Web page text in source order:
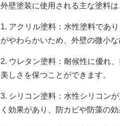
外壁塗装に使用される主な塗料は
1. アクリル塗料：水性塗料であ
がやわらかいため、外壁の微小
2. ウレタン塗料：耐候性に優れ
美しさを保つことができます。
3. シリコン塗料：水性シリコン
く効果があり、防カビや防藻の効